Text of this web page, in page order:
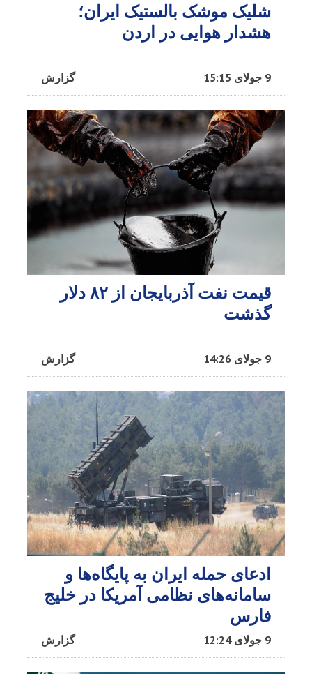
شلیک موشک بالستیک ایران؛
هشدار هوایی در اردن
گزارش 9 جولای 15:15
قیمت نفت آذربایجان از ۸۲ دلار
گذشت
گزارش 9 جولای 14:26
ادعای حمله ایران به پایگاه‌ها و
سامانه‌های نظامی آمریکا در خلیج
فارس
گزارش 9 جولای 12:24